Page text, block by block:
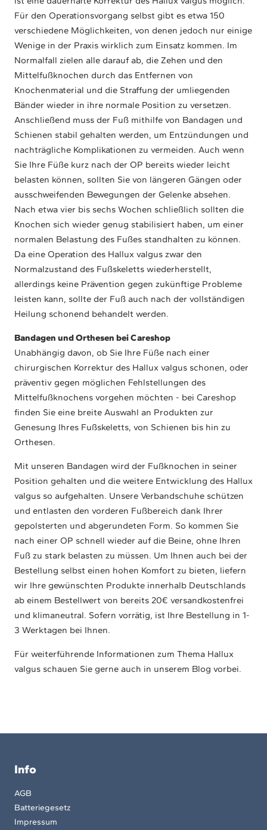
Für den Operationsvorgang selbst gibt es etwa 150
verschiedene Möglichkeiten, von denen jedoch nur einige
Wenige in der Praxis wirklich zum Einsatz kommen. Im
Normalfall zielen alle darauf ab, die Zehen und den
Mittelfußknochen durch das Entfernen von
Knochenmaterial und die Straffung der umliegenden
Bänder wieder in ihre normale Position zu versetzen.
Anschließend muss der Fuß mithilfe von Bandagen und
Schienen stabil gehalten werden, um Entzündungen und
nachträgliche Komplikationen zu vermeiden. Auch wenn
Sie Ihre Füße kurz nach der OP bereits wieder leicht
belasten können, sollten Sie von längeren Gängen oder
ausschweifenden Bewegungen der Gelenke absehen.
Nach etwa vier bis sechs Wochen schließlich sollten die
Knochen sich wieder genug stabilisiert haben, um einer
normalen Belastung des Fußes standhalten zu können.
Da eine Operation des Hallux valgus zwar den
Normalzustand des Fußskeletts wiederherstellt,
allerdings keine Prävention gegen zukünftige Probleme
leisten kann, sollte der Fuß auch nach der vollständigen
Heilung schonend behandelt werden.
Bandagen und Orthesen bei Careshop
Unabhängig davon, ob Sie Ihre Füße nach einer
chirurgischen Korrektur des Hallux valgus schonen, oder
präventiv gegen möglichen Fehlstellungen des
Mittelfußknochens vorgehen möchten - bei Careshop
finden Sie eine breite Auswahl an Produkten zur
Genesung Ihres Fußskeletts, von Schienen bis hin zu
Orthesen.
Mit unseren Bandagen wird der Fußknochen in seiner
Position gehalten und die weitere Entwicklung des Hallux
valgus so aufgehalten. Unsere Verbandschuhe schützen
und entlasten den vorderen Fußbereich dank Ihrer
gepolsterten und abgerundeten Form. So kommen Sie
nach einer OP schnell wieder auf die Beine, ohne Ihren
Fuß zu stark belasten zu müssen. Um Ihnen auch bei der
Bestellung selbst einen hohen Komfort zu bieten, liefern
wir Ihre gewünschten Produkte innerhalb Deutschlands
ab einem Bestellwert von bereits 20€ versandkostenfrei
und klimaneutral. Sofern vorrätig, ist Ihre Bestellung in 1-
3 Werktagen bei Ihnen.
Für weiterführende Informationen zum Thema Hallux
valgus schauen Sie gerne auch in unserem Blog vorbei.
Info
AGB
Batteriegesetz
Impressum